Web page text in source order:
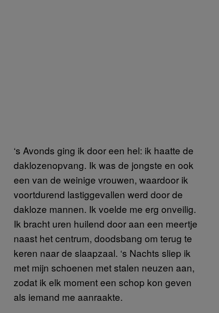
‘s Avonds ging ik door een hel: ik haatte de
daklozenopvang. Ik was de jongste en ook
een van de weinige vrouwen, waardoor ik
voortdurend lastiggevallen werd door de
dakloze mannen. Ik voelde me erg onveilig.
Ik bracht uren huilend door aan een meertje
naast het centrum, doodsbang om terug te
keren naar de slaapzaal. ‘s Nachts sliep ik
met mijn schoenen met stalen neuzen aan,
zodat ik elk moment een schop kon geven
als iemand me aanraakte.